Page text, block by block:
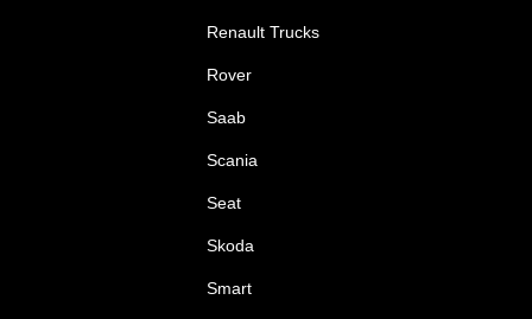
Renault Trucks
Rover
Saab
Scania
Seat
Skoda
Smart